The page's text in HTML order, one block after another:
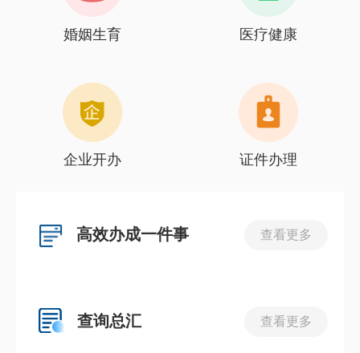
婚姻生育 医疗健康
企业开办 证件办理
高效办成一件事 查看更多
查询总汇 查看更多